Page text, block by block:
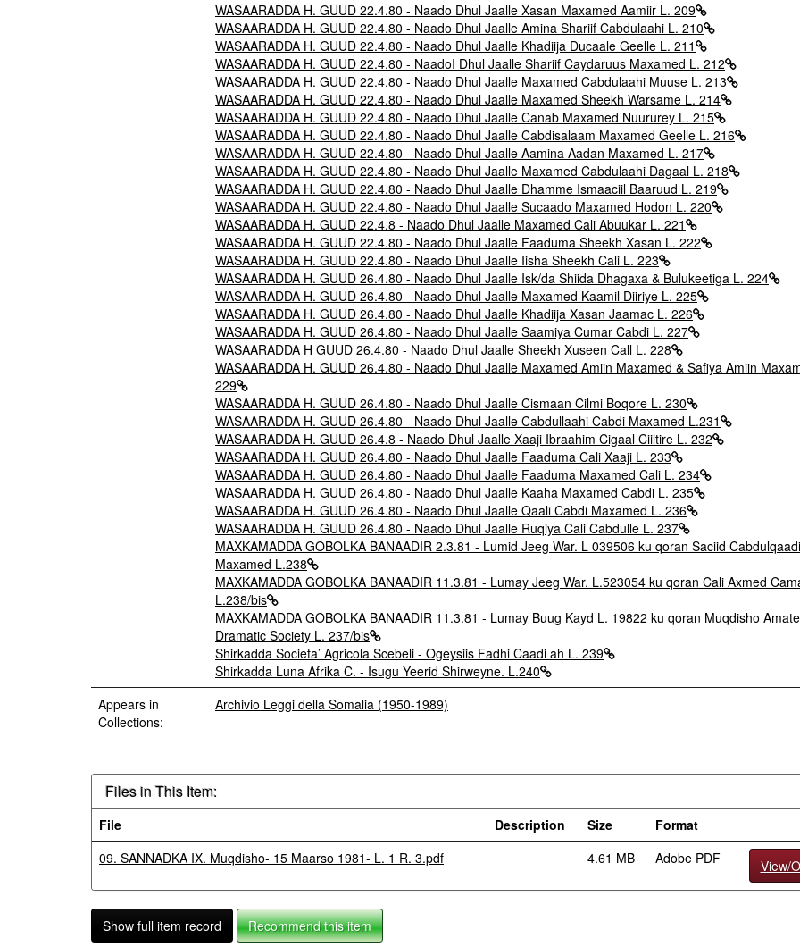
WASAARADDA H. GUUD 22.4.80 - Naado Dhul Jaalle Xasan Maxamed Aamiir L. 209
WASAARADDA H. GUUD 22.4.80 - Naado Dhul Jaalle Amina Shariif Cabdulaahi L. 210
WASAARADDA H. GUUD 22.4.80 - Naado Dhul Jaalle Khadiija Ducaale Geelle L. 211
WASAARADDA H. GUUD 22.4.80 - NaadoI Dhul Jaalle Shariif Caydaruus Maxamed L. 212
WASAARADDA H. GUUD 22.4.80 - Naado Dhul Jaalle Maxamed Cabdulaahi Muuse L. 213
WASAARADDA H. GUUD 22.4.80 - Naado Dhul Jaalle Maxamed Sheekh Warsame L. 214
WASAARADDA H. GUUD 22.4.80 - Naado Dhul Jaalle Canab Maxamed Nuururey L. 215
WASAARADDA H. GUUD 22.4.80 - Naado Dhul Jaalle Cabdisalaam Maxamed Geelle L. 216
WASAARADDA H. GUUD 22.4.80 - Naado Dhul Jaalle Aamina Aadan Maxamed L. 217
WASAARADDA H. GUUD 22.4.80 - Naado Dhul Jaalle Maxamed Cabdulaahi Dagaal L. 218
WASAARADDA H. GUUD 22.4.80 - Naado Dhul Jaalle Dhamme Ismaaciil Baaruud L. 219
WASAARADDA H. GUUD 22.4.80 - Naado Dhul Jaalle Sucaado Maxamed Hodon L. 220
WASAARADDA H. GUUD 22.4.8 - Naado Dhul Jaalle Maxamed Cali Abuukar L. 221
WASAARADDA H. GUUD 22.4.80 - Naado Dhul Jaalle Faaduma Sheekh Xasan L. 222
WASAARADDA H. GUUD 22.4.80 - Naado Dhul Jaalle Iisha Sheekh Cali L. 223
WASAARADDA H. GUUD 26.4.80 - Naado Dhul Jaalle Isk/da Shiida Dhagaxa & Bulukeetiga L. 224
WASAARADDA H. GUUD 26.4.80 - Naado Dhul Jaalle Maxamed Kaamil Diiriye L. 225
WASAARADDA H. GUUD 26.4.80 - Naado Dhul Jaalle Khadiija Xasan Jaamac L. 226
WASAARADDA H. GUUD 26.4.80 - Naado Dhul Jaalle Saamiya Cumar Cabdi L. 227
WASAARADDA H GUUD 26.4.80 - Naado Dhul Jaalle Sheekh Xuseen Call L. 228
WASAARADDA H. GUUD 26.4.80 - Naado Dhul Jaalle Maxamed Amiin Maxamed & Safiya Amiin
229
WASAARADDA H. GUUD 26.4.80 - Naado Dhul Jaalle Cismaan Cilmi Boqore L. 230
WASAARADDA H. GUUD 26.4.80 - Naado Dhul Jaalle Cabdullaahi Cabdi Maxamed L.231
WASAARADDA H. GUUD 26.4.8 - Naado Dhul Jaalle Xaaji Ibraahim Cigaal Ciiltire L. 232
WASAARADDA H. GUUD 26.4.80 - Naado Dhul Jaalle Faaduma Cali Xaaji L. 233
WASAARADDA H. GUUD 26.4.80 - Naado Dhul Jaalle Faaduma Maxamed Cali L. 234
WASAARADDA H. GUUD 26.4.80 - Naado Dhul Jaalle Kaaha Maxamed Cabdi L. 235
WASAARADDA H. GUUD 26.4.80 - Naado Dhul Jaalle Qaali Cabdi Maxamed L. 236
WASAARADDA H. GUUD 26.4.80 - Naado Dhul Jaalle Ruqiya Cali Cabdulle L. 237
MAXKAMADDA GOBOLKA BANAADIR 2.3.81 - Lumid Jeeg War. L 039506 ku qoran Saciid
Maxamed L.238
MAXKAMADDA GOBOLKA BANAADIR 11.3.81 - Lumay Jeeg War. L.523054 ku qoran Cali Axmed
L.238/bis
MAXKAMADDA GOBOLKA BANAADIR 11.3.81 - Lumay Buug Kayd L. 19822 ku qoran Muqdisho
Dramatic Society L. 237/bis
Shirkadda Societa’ Agricola Scebeli - Ogeysiis Fadhi Caadi ah L. 239
Shirkadda Luna Afrika C. - Isugu Yeerid Shirweyne. L.240
Appears in
Collections:
Archivio Leggi della Somalia (1950-1989)
Files in This Item:
File Description Size
Format
09. SANNADKA IX. Muqdisho- 15 Maarso 1981- L. 1 R. 3.pdf
4.61 MB Adobe PDF View/
Show full item record Recommend this item